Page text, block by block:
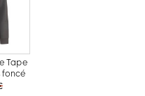
Tape
foncé